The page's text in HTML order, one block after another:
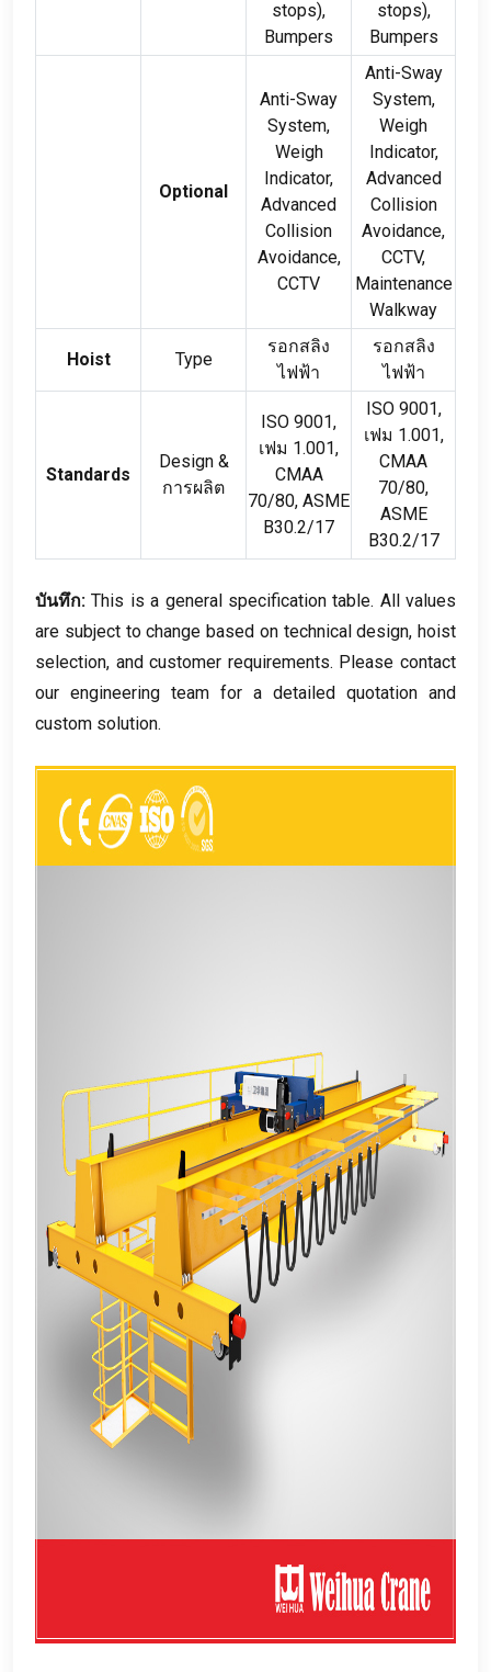
stops),
Bumpers
stops),
Bumpers
Optional
Anti-Sway
System,
Weigh
Indicator,
Advanced
Collision
Avoidance,
CCTV
Anti-Sway
System,
Weigh
Indicator,
Advanced
Collision
Avoidance,
CCTV,
Maintenance
Walkway
Hoist Type
รอกสลิง
ไฟฟ้า
รอกสลิง
ไฟฟ้า
Standards
Design&
การผลิต
ISO 9001,
เฟม 1.001,
CMAA
70/80, ASME
B30.2/17
ISO9001,
เฟม 1.001,
CMAA
70/80,
ASME
B30.2/17
บันทึก: This is a general specification table. All values
are subject to change based on technical design, hoist
selection, and customer requirements. Please contact
our engineering team for a detailed quotation and
custom solution.